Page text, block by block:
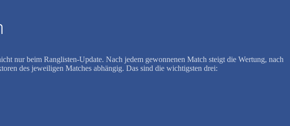
nur beim Ranglisten-Update. Nach jedem gewonnenen Match steigt die Wertung, nach
des jeweiligen Matches abhängig. Das sind die wichtigsten drei: